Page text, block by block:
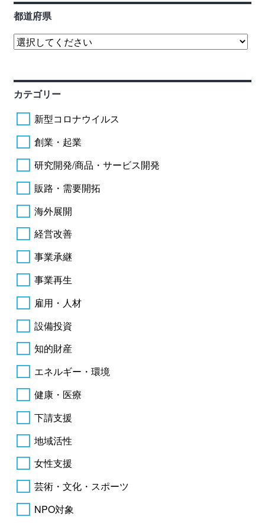
都道府県
カテゴリー
新型コロナウイルス
創業・起業
研究開発/商品・サービス開発
販路・需要開拓
海外展開
経営改善
事業承継
事業再生
雇用・人材
設備投資
知的財産
エネルギー・環境
健康・医療
下請支援
地域活性
女性支援
芸術・文化・スポーツ
NPO対象